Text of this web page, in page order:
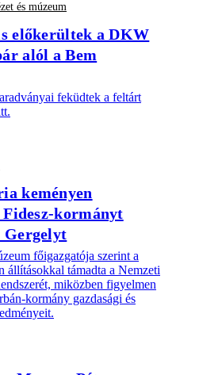
és múzeum
előkerültek a DKW
alól a Bem
feküdtek a feltárt
keményen
kormányt
Gergelyt
főigazgatója szerint a
állításokkal támadta a Nemzeti
miközben figyelmen
kormány gazdasági és